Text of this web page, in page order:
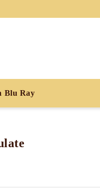
Blu Ray